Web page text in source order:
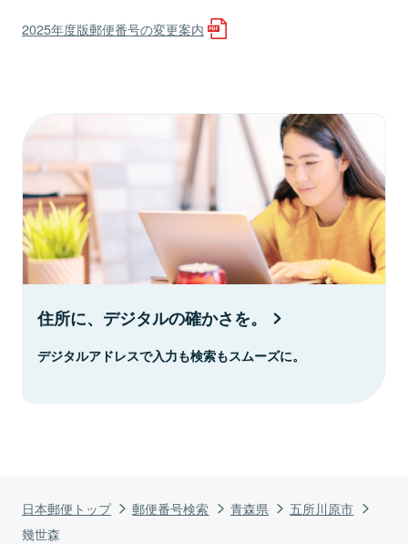
日本郵便トップ 郵便番号検索 青森県
五所川原市
幾世森
2025年度版郵便番号の変更案内
住所に、デジタルの確かさを。
デジタルアドレスで入力も検索もスムーズに。